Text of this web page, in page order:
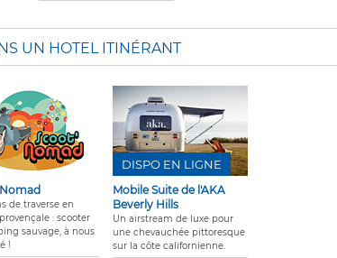
UN HOTEL ITINÉRANT
de traverse en
: scooter
sauvage, à nous
!
Mobile Suite de l'AKA
Beverly Hills
Un airstream de luxe pour
une chevauchée pittoresque
sur la côte californienne.
DISPO EN LIGNE